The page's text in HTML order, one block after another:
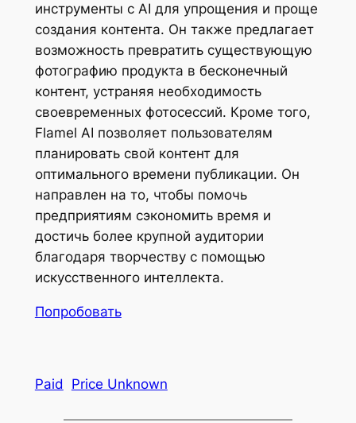
инструменты с AI для упрощения и проще
создания контента. Он также предлагает
возможность превратить существующую
фотографию продукта в бесконечный
контент, устраняя необходимость
своевременных фотосессий. Кроме того,
Flamel AI позволяет пользователям
планировать свой контент для
оптимального времени публикации. Он
направлен на то, чтобы помочь
предприятиям сэкономить время и
достичь более крупной аудитории
благодаря творчеству с помощью
искусственного интеллекта.
Попробовать
Paid Price Unknown